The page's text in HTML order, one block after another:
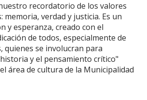
recordatorio de los valores
memoria, verdad y justicia. Es un
y esperanza, creado con el
de todos, especialmente de
quienes se involucran para
y el pensamiento crítico"
área de cultura de la Municipalidad